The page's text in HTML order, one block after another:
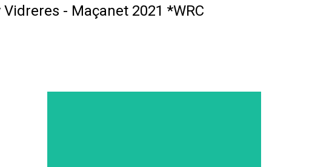
Vidreres - Maçanet 2021 *WRC